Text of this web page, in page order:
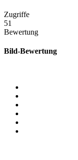
Zugriffe
51
Bewertung
Bild-Bewertung